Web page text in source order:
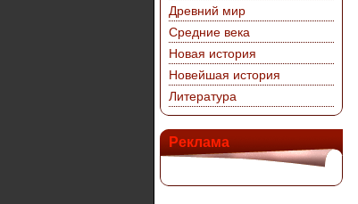
Древний мир
Средние века
Новая история
Новейшая история
Литература
Реклама